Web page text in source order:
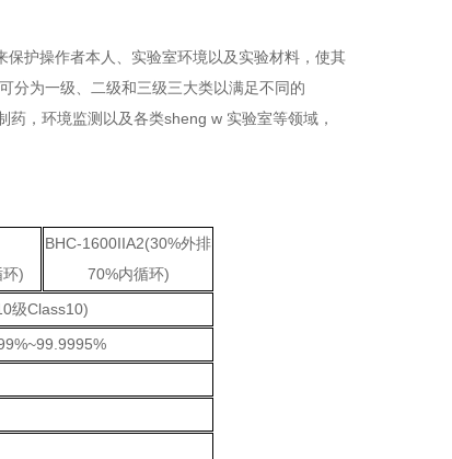
护操作者本人、实验室环境以及实验材料，使其
分为一级、二级和三级三大类以满足不同的
，环境监测以及各类sheng w 实验室等领域，
)
BHC-1600IIA2(30%外排
70%内循环)
级Class10)